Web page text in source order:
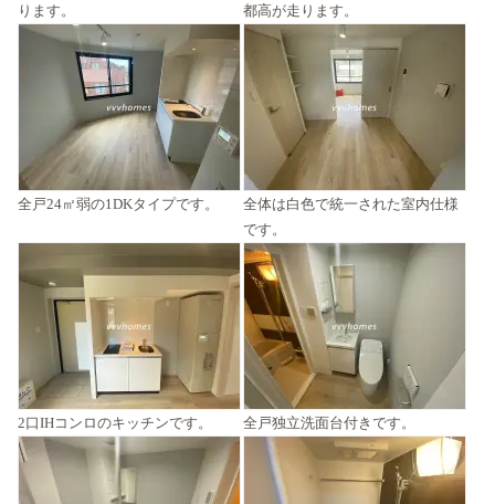
ります。
都高が走ります。
全戸24㎡弱の1DKタイプです。
全体は白色で統一された室内仕様
です。
2口IHコンロのキッチンです。 全戸独立洗面台付きです。